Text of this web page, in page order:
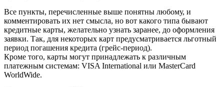
Все пункты, перечисленные выше понятны любому, и
комментировать их нет смысла, но вот какого типа бывают
кредитные карты, желательно узнать заранее, до оформления
заявки. Так, для некоторых карт предусматривается льготный
период погашения кредита (грейс-период).
Кроме того, карты могут принадлежать к различным
платежным системам: VISA International или MasterCard
WorldWide.